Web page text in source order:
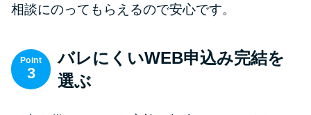
相談にのってもらえるので安心です。
Point
3
バレにくいWEB申込み完結を
選ぶ